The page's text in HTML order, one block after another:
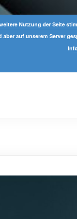
Nutzung der Seite
aber auf unserem Server